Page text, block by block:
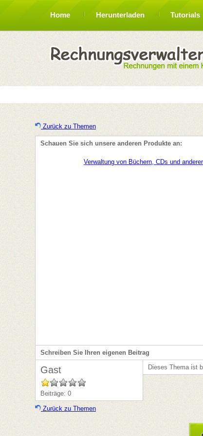
Home Herunterladen Tutorials
Zurück zu Themen
Schauen Sie sich unsere anderen Produkte an:
Schreiben Sie Ihren eigenen Beitrag
Gast
Beiträge: 0
Dieses Thema ist
Zurück zu Themen